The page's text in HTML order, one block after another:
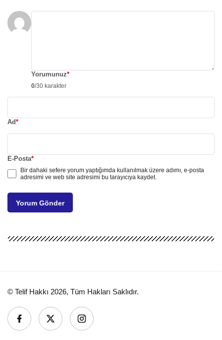
Yorumunuz*
0/30 karakter
Ad*
E-Posta*
Bir dahaki sefere yorum yaptığımda kullanılmak üzere adımı, e-posta
adresimi ve web site adresimi bu tarayıcıya kaydet.
Yorum Gönder
© Telif Hakkı 2026, Tüm Hakları Saklıdır.